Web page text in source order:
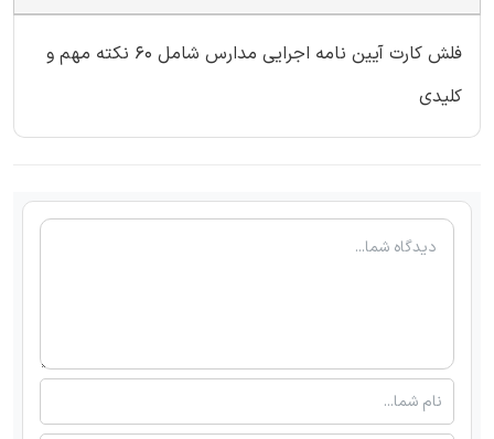
فلش کارت آیین نامه اجرایی مدارس شامل 60 نکته مهم و
کلیدی